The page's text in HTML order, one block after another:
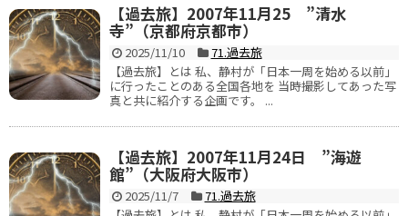
【過去旅】2007年11月25 ”清水
寺”（京都府京都市）
2025/11/10
71.過去旅
【過去旅】とは 私、静村が「日本一周を始める以前」
に行ったことのある全国各地を 当時撮影してあった写
真と共に紹介する企画です。 ...
【過去旅】2007年11月24日 ”海遊
館”（大阪府大阪市）
2025/11/7
71.過去旅